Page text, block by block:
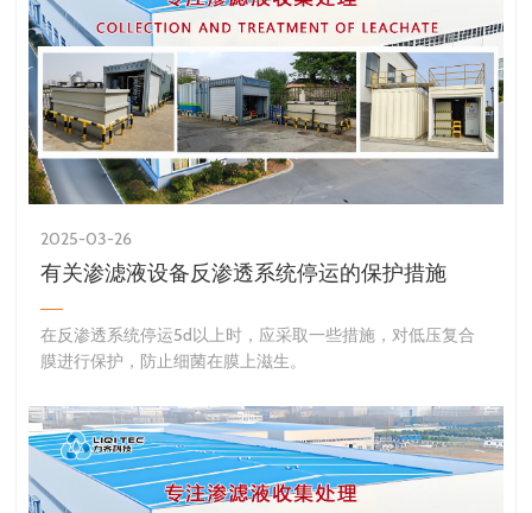
2025-03-26
有关渗滤液设备反渗透系统停运的保护措施
​在反渗透系统停运5d以上时，应采取一些措施，对低压复合
膜进行保护，防止细菌在膜上滋生。